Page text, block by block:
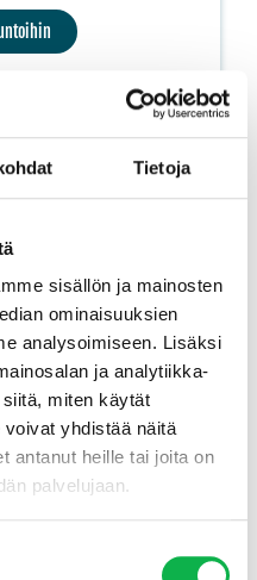
Tietoja
sisällön ja mainosten
ominaisuuksien
analysoimiseen. Lisäksi
ja analytiikka-
miten käytät
yhdistää näitä
antanut heille tai joita on
palvelujaan.
% vuokratuotolla!
sijoitusasuntoja –